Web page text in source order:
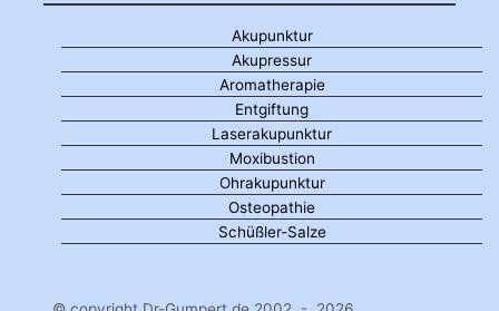
Akupunktur
Akupressur
Aromatherapie
Entgiftung
Laserakupunktur
Moxibustion
Ohrakupunktur
Osteopathie
Schüßler-Salze